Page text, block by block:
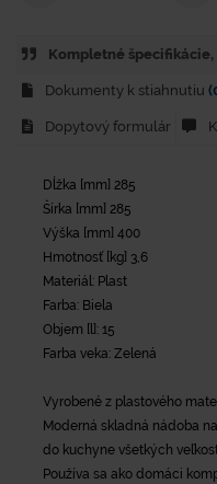
Kompletné
Dokumenty k stiahnutiu
Dopytový formulár
Dĺžka [mm] 285
Šírka [mm] 285
Výška [mm] 400
Hmotnosť [kg] 3,6
Materiál: Plast
Farba: Biela
Objem [l]: 15
Farba veka: Zelená
Vyrobené z plastového
Moderná skladná nádoba
do kuchyne všetkých
Používa sa ako domáci